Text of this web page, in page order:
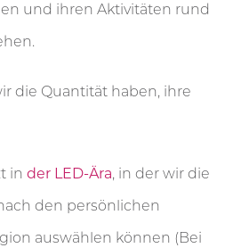
und ihren Aktivitäten rund
die Quantität haben, ihre
in der LED-Ära, in der wir die
den persönlichen
auswählen können (Bei